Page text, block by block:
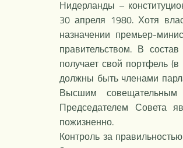
Нидерланды –
30 апреля 1980. Хотя
назначении премьер-
правительством. В
получает свой портфель
должны быть членами
Высшим совещательным
Председателем Совета
пожизненно.
Контроль за